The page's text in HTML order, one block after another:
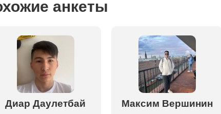
анкеты
Диар Даулетбай Максим Вершинин